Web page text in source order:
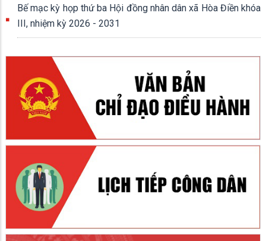
Bế mạc kỳ họp thứ ba Hội đồng nhân dân xã Hòa Điền khóa
III, nhiệm kỳ 2026 - 2031